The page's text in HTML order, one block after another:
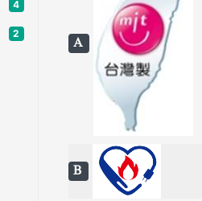
4
2
A
B